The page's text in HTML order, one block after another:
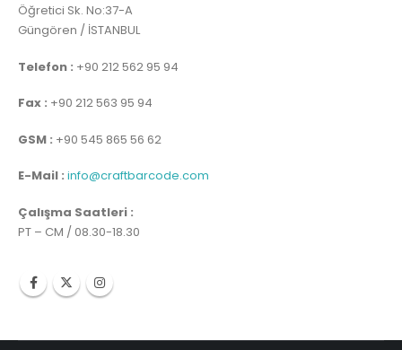
Öğretici Sk. No:37-A
Güngören / İSTANBUL
Telefon : +90 212 562 95 94
Fax : +90 212 563 95 94
GSM : +90 545 865 56 62
E-Mail : info@craftbarcode.com
Çalışma Saatleri :
PT – CM / 08.30-18.30